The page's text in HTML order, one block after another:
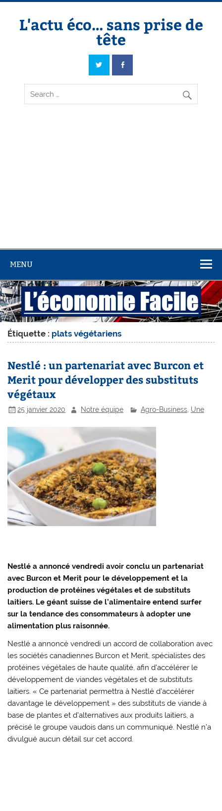
Skip
contentL'actu éco… sans prise de
tête
L'actu éco… sans prise de tête
MENU
Étiquette : plats végétariens
Nestlé : un partenariat avec Burcon et
Merit pour développer des substituts
végétaux
25 janvier 2020 Notre équipe Agro-Business, Une
Nestlé a annoncé vendredi avoir conclu un partenariat
avec Burcon et Merit pour le développement et la
production de protéines végétales et de substituts
laitiers. Le géant suisse de l’alimentaire entend surfer
sur la tendance des consommateurs à adopter une
alimentation plus raisonnée.
Nestlé a annoncé vendredi un accord de collaboration avec
les sociétés canadiennes Burcon et Merit, spécialistes des
protéines végétales de haute qualité, afin d’accélérer le
développement de viandes végétales et de substituts
laitiers. « Ce partenariat permettra à Nestlé d’accélérer
davantage le développement » des substituts de viande à
base de plantes et d’alternatives aux produits laitiers, a
précisé le groupe vaudois dans un communiqué. Nestlé n’a
divulgué aucun détail sur cet accord.